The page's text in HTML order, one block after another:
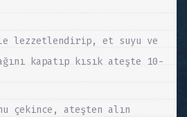
lezzetlendirip, et suyu ve
kapatıp kısık ateşte 10-
çekince, ateşten alın